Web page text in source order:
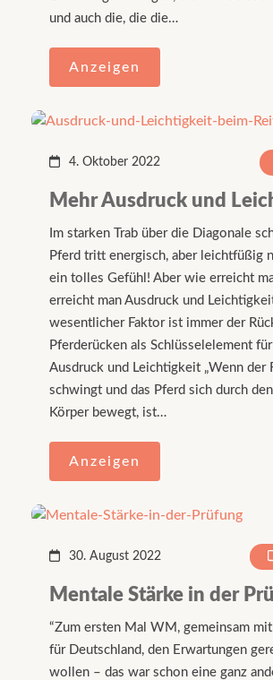
und auch die, die die…
Anzeigen
Mehr Ausdruck und
4. Oktober 2022
Im starken Trab über die Diagonale
Pferd tritt energisch, aber leichtfüßig
ein tolles Gefühl! Aber wie erreicht
erreicht man Ausdruck und
wesentlicher Faktor ist immer der
Pferderücken als Schlüsselelement
Ausdruck und Leichtigkeit „Wenn der
schwingt und das Pferd sich durch
Körper bewegt, ist…
Anzeigen
Mentale Stärke in der
30. August 2022
“Zum ersten Mal WM, gemeinsam mit
für Deutschland, den Erwartungen
wollen – das war schon eine ganz